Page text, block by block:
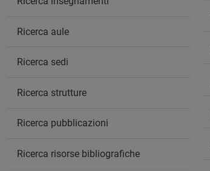
Ricerca aule
Ricerca sedi
Ricerca strutture
Ricerca pubblicazioni
Ricerca risorse bibliografiche